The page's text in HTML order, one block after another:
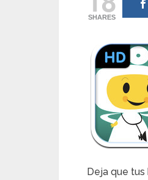
SHARES
Deja que tus